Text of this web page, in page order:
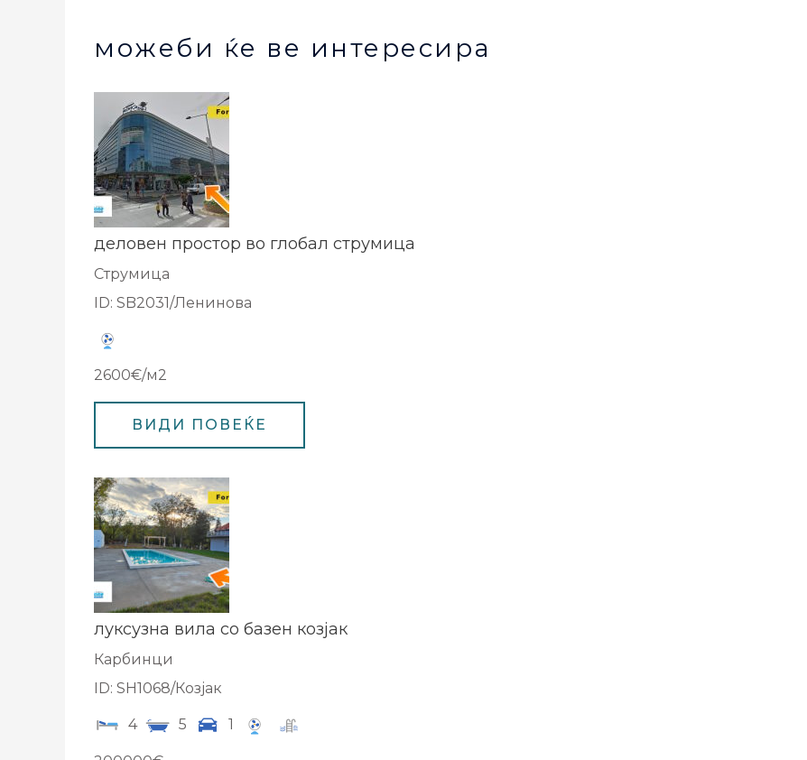
можеби ќе ве интересира
деловен простор во глобал струмица
Струмица
ID: SB2031/Ленинова
2600€/м2
луксузна вила со базен козјак
Карбинци
ID: SH1068/Козјак
4 5 1